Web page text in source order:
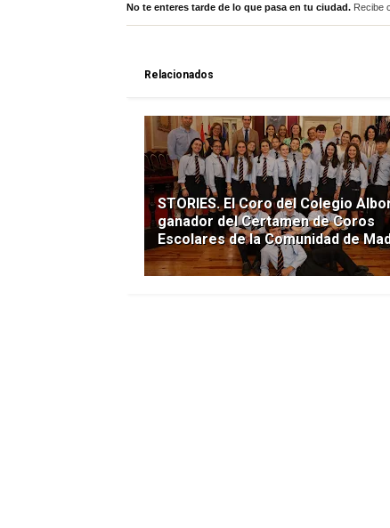
No te enteres tarde de lo que pasa en tu ciudad. Recibe
Relacionados
STORIES. El Coro del Colegio
ganador del Certamen de Coros
Escolares de la Comunidad de